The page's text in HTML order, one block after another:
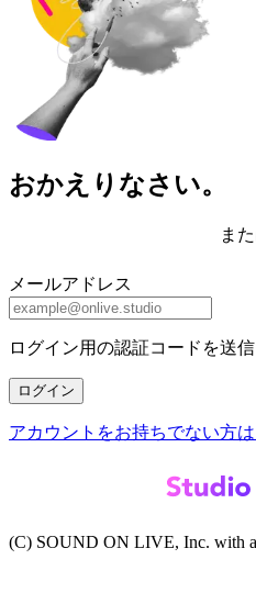
おかえりなさい。
ま
メールアドレス
ログイン用の認証コードを送信
ログイン
アカウントをお持ちでない方
(C) SOUND ON LIVE, Inc. with